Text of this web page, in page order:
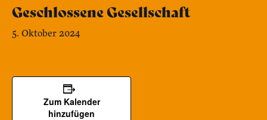
Bennohaus
Geschlossene Gesellschaft
5. Oktober 2024
Zum Kalender
hinzufügen